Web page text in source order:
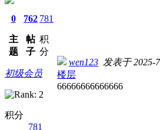
0
主
题
762
帖
子
781
积
分
初级会员
积分
781
wen123 发表于 2025-
楼层
66666666666666